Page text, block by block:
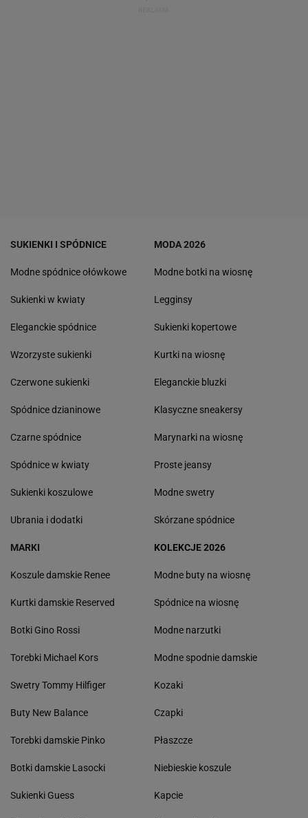
SUKIENKI I SPÓDNICE
Modne spódnice ołówkowe
Sukienki w kwiaty
Eleganckie spódnice
Wzorzyste sukienki
Czerwone sukienki
Spódnice dzianinowe
Czarne spódnice
Spódnice w kwiaty
Sukienki koszulowe
Ubrania i dodatki
MODA 2026
Modne botki na wiosnę
Legginsy
Sukienki kopertowe
Kurtki na wiosnę
Eleganckie bluzki
Klasyczne sneakersy
Marynarki na wiosnę
Proste jeansy
Modne swetry
Skórzane spódnice
MARKI
Koszule damskie Renee
Kurtki damskie Reserved
Botki Gino Rossi
Torebki Michael Kors
Swetry Tommy Hilfiger
Buty New Balance
Torebki damskie Pinko
Botki damskie Lasocki
Sukienki Guess
KOLEKCJE 2026
Modne buty na wiosnę
Spódnice na wiosnę
Modne narzutki
Modne spodnie damskie
Kozaki
Czapki
Płaszcze
Niebieskie koszule
Kapcie